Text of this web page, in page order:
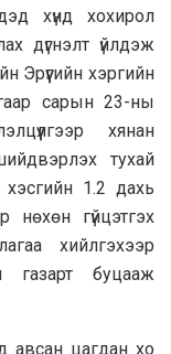
хүнд хохирол
дүгнэлт үйлдэж
Эрүүгийн хэргийн
сарын 23-ны
хянан
тухай
1.2 дахь
нөхөн гүйцэтгэх
хийлгэхээр
газарт буцааж
авсан цагдан хо